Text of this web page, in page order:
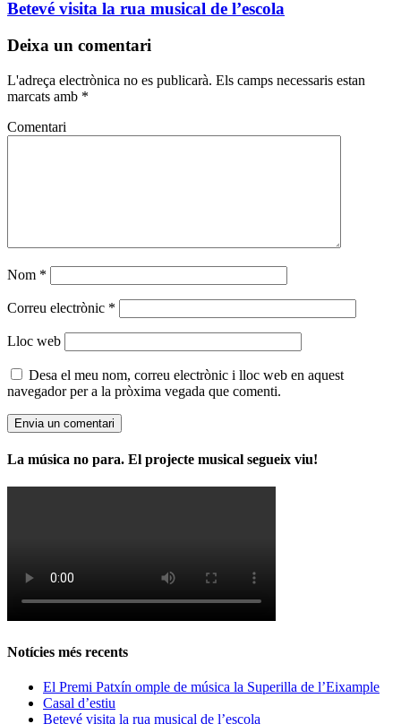
Betevé visita la rua musical de l’escola
Deixa un comentari
L'adreça electrònica no es publicarà. Els camps necessaris estan
marcats amb *
Comentari
Nom *
Correu electrònic *
Lloc web
Desa el meu nom, correu electrònic i lloc web en aquest
navegador per a la pròxima vegada que comenti.
La música no para. El projecte musical segueix viu!
Notícies més recents
El Premi Patxín omple de música la Superilla de l’Eixample
Casal d’estiu
Betevé visita la rua musical de l’escola